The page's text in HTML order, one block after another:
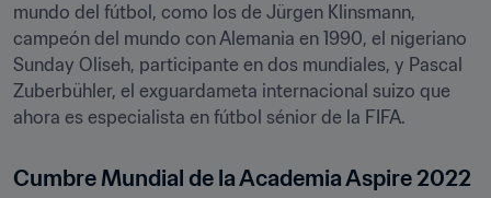
mundo del fútbol, como los de Jürgen Klinsmann,
campeón del mundo con Alemania en 1990, el nigeriano
Sunday Oliseh, participante en dos mundiales, y Pascal
Zuberbühler, el exguardameta internacional suizo que
ahora es especialista en fútbol sénior de la FIFA.
Cumbre Mundial de la Academia Aspire 2022